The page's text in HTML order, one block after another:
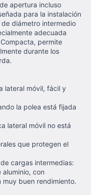
apertura incluso
para la instalación
diámetro intermedio
adecuada
permite
durante los
lateral móvil, fácil y
la polea está fijada
lateral móvil no está
que protegen el
cargas intermedias:
con
buen rendimiento.